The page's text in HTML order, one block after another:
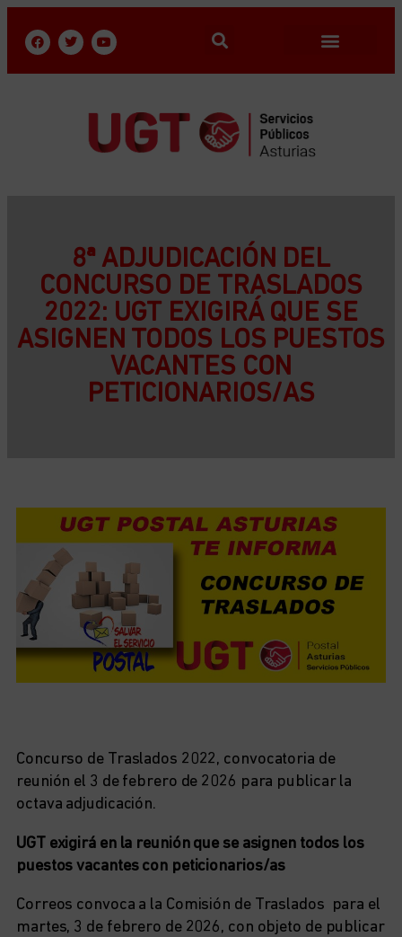
8ª ADJUDICACIÓN DEL
CONCURSO DE TRASLADOS
2022: UGT EXIGIRÁ QUE SE
ASIGNEN TODOS LOS PUESTOS
VACANTES CON
PETICIONARIOS/AS
Concurso de Traslados 2022, convocatoria de
reunión el 3 de febrero de 2026 para publicar la
octava adjudicación.
UGT exigirá en la reunión que se asignen todos los
puestos vacantes con peticionarios/as
Correos convoca a la Comisión de Traslados para el
martes, 3 de febrero de 2026, con objeto de publicar